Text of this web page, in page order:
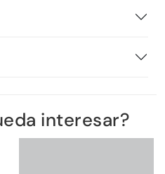
interesar?